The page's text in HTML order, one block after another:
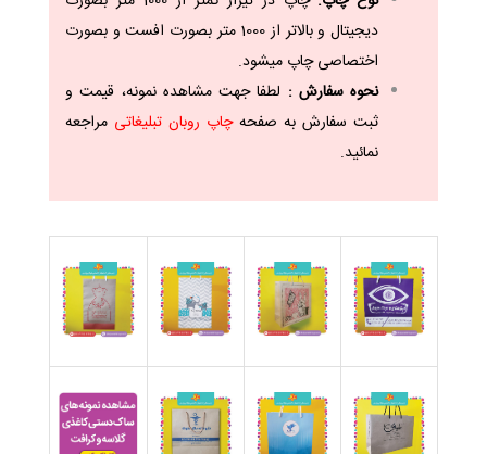
دیجیتال و بالاتر از 1000 متر بصورت افست و بصورت
اختصاصی چاپ میشود.
نحوه سفارش : لطفا جهت مشاهده نمونه، قیمت و
ثبت سفارش به صفحهچاپ روبان تبلیغاتی مراجعه
نمائید.